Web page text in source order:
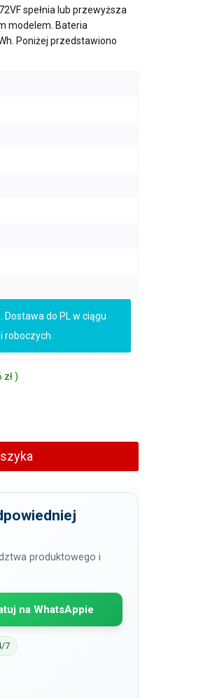
spełnia lub przewyższa
modelem. Bateria
. Poniżej przedstawiono
Dostawa do PL w ciągu
roboczych.
)
produktowego i
na WhatsAppie
7